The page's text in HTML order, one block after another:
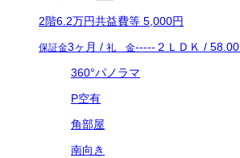
2階6.2万円共益費等 5,000円
保証金3ヶ月 / 礼 金----- ２ＬＤＫ / 58.00
360°パノラマ
P空有
角部屋
南向き